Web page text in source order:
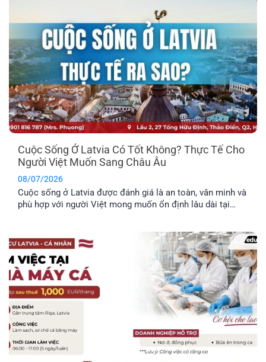
Cuộc Sống Ở Latvia Có Tốt Không? Thực Tế Cho
Người Việt Muốn Sang Châu Âu
08/07/2026
Cuộc sống ở Latvia được đánh giá là an toàn, văn minh và
phù hợp với người Việt mong muốn ổn định lâu dài tại
về môi trường sống, văn hóa và phúc lợi dành riêng cho
công dân.